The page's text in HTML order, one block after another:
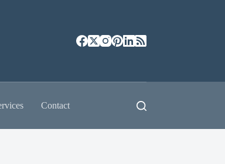
Contact